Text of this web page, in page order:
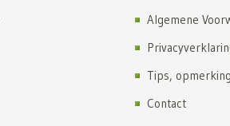
Algemene
Tips,
Contact